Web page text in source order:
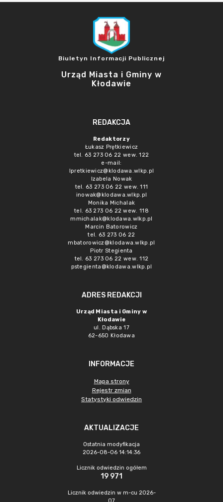
Biuletyn Informacji Publicznej
Urząd Miasta i Gminy w
Kłodawie
REDAKCJA
Redaktorzy
Łukasz Prętkiewicz
tel. 63 273 06 22 wew. 122
e-mail:
lpretkiewicz@klodawa.wlkp.pl
Izabela Nowak
tel. 63 273 06 22 wew. 111
inowak@klodawa.wlkp.pl
Monika Michalak
tel. 63 273 06 22 wew. 118
mmichalak@klodawa.wlkp.pl
Marcin Batorowicz
tel. 63 273 06 22
mbatorowicz@klodawa.wlkp.pl
Piotr Stegienta
tel. 63 273 06 22 wew. 112
pstegienta@klodawa.wlkp.pl
ADRES REDAKCJI
Urząd Miasta i Gminy w
Kłodawie
ul. Dąbska 17
62-650 Kłodawa
INFORMACJE
Mapa strony
Rejestr zmian
Statystyki odwiedzin
AKTUALIZACJE
Ostatnia modyfikacja
2026-08-06 14:14:36
Licznik odwiedzin ogółem
19 971
Licznik odwiedzin w m-cu 2026-